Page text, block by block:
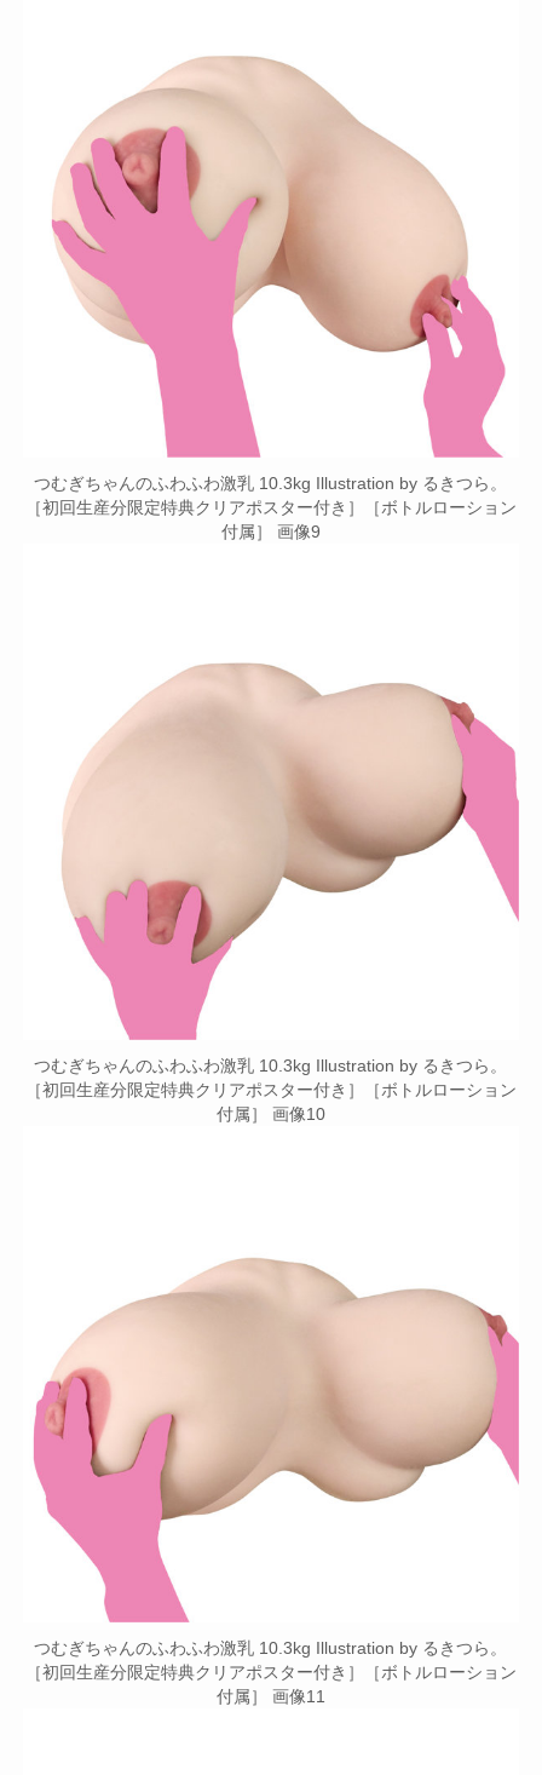
つむぎちゃんのふわふわ激乳 10.3kg Illustration by るきつら。
［初回生産分限定特典クリアポスター付き］［ボトルローション
付属］ 画像9
つむぎちゃんのふわふわ激乳 10.3kg Illustration by るきつら。
［初回生産分限定特典クリアポスター付き］［ボトルローション
付属］ 画像10
つむぎちゃんのふわふわ激乳 10.3kg Illustration by るきつら。
［初回生産分限定特典クリアポスター付き］［ボトルローション
付属］ 画像11